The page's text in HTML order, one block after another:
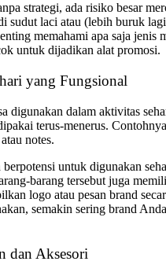
strategi, ada risiko besar
sudut laci atau (lebih buruk
memahami apa saja jenis
untuk dijadikan alat promosi.
yang Fungsional
digunakan dalam aktivitas
terus-menerus.
notes.
untuk digunakan
barang tersebut juga
logo atau pesan brand
semakin sering brand
dan Aksesori